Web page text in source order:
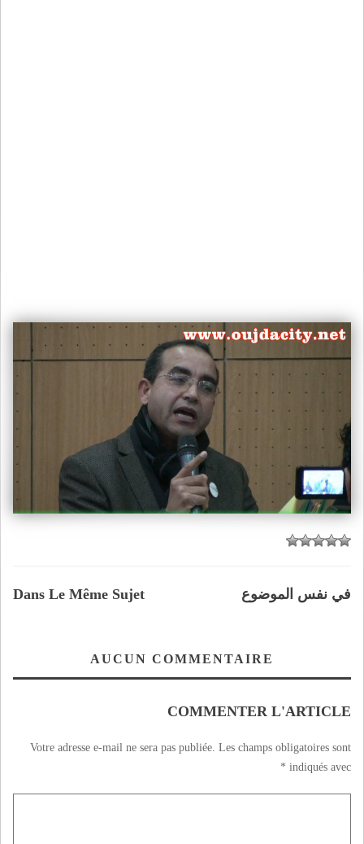
Dans Le Même Sujet في نفس الموضوع
AUCUN COMMENTAIRE
COMMENTER L'ARTICLE
Votre adresse e-mail ne sera pas publiée. Les champs obligatoires sont
indiqués avec
*